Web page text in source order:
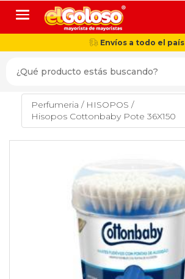
Toggle navigation
Envíos a todo el país
Perfumeria / HISOPOS /
Hisopos Cottonbaby Pote 36X150